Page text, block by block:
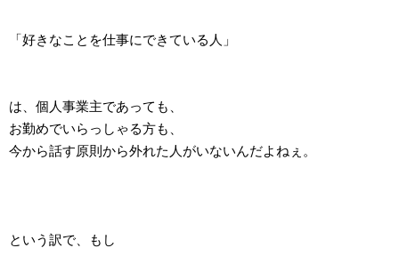
「好きなことを仕事にできている人」
は、個人事業主であっても、
お勤めでいらっしゃる方も、
今から話す原則から外れた人がいないんだよねぇ。
という訳で、もし